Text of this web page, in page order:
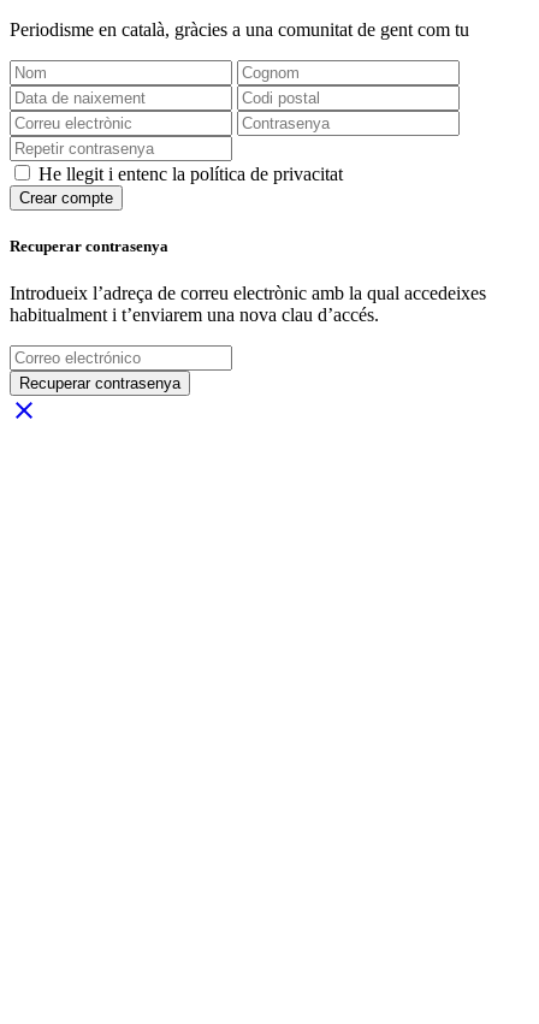
Periodisme en català, gràcies a una comunitat de gent com tu
He llegit i entenc la política de privacitat
Crear compte
Recuperar contrasenya
Introdueix l’adreça de correu electrònic amb la qual accedeixes
habitualment i t’enviarem una nova clau d’accés.
Recuperar contrasenya
close